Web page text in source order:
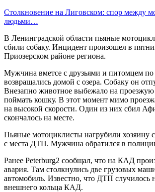
Столкновение на Лиговском: спор между
людьми…
В Ленинградской области пьяные
сбили собаку. Инцидент произошел в
Приозерском районе региона.
Мужчина вметсе с друзьями и питомцем
возвращались домой с озера. Собаку он
Внезапно животное выбежало на проезжую
поймать кошку. В этот момент мимо
на высокой скорости. Один из них сбил
скончалось на месте.
Пьяные мотоциклисты нагрубили хозяину
с места ДТП. Мужчина обратился в
Ранее Peterburg2 сообщал, что на КАД
авария. Там столкнулись две грузовых
автомобиль. Известно, что ДТП случилось
внешнего кольца КАД.